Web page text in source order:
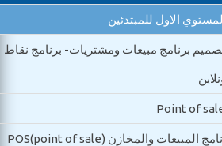
الاول للمبتدئين
برنامج مبيعات ومشتريات- برنامج نقاط
تصميم قاعدة بيانات برنامج المبيعات والمخازن POS(point of sale)